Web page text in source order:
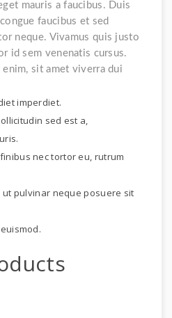
mauris a faucibus. Duis
faucibus et sed
neque. Vivamus quis justo
id sem venenatis cursus.
sit amet viverra dui
imperdiet.
sed est a,
nec tortor eu, rutrum
ut pulvinar neque posuere sit